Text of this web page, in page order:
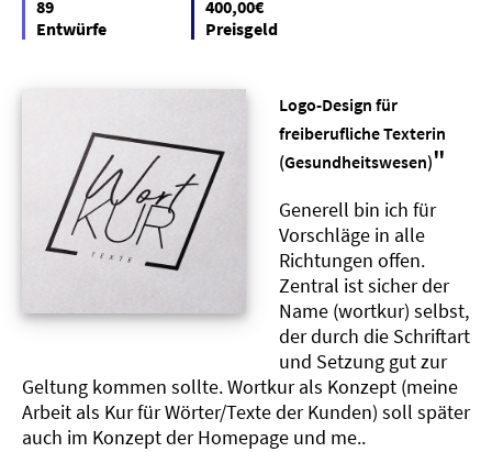
89
Entwürfe
400,00€
Preisgeld
Logo-Design für
freiberufliche Texterin
(Gesundheitswesen)"
Generell bin ich für
Vorschläge in alle
Richtungen offen.
Zentral ist sicher der
Name (wortkur) selbst,
der durch die Schriftart
und Setzung gut zur
Geltung kommen sollte. Wortkur als Konzept (meine
Arbeit als Kur für Wörter/Texte der Kunden) soll später
auch im Konzept der Homepage und me..